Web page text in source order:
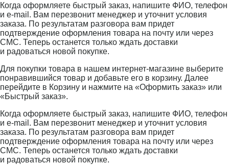
Когда оформляете быстрый заказ, напишите ФИО, телефон
и e-mail. Вам перезвонит менеджер и уточнит условия
заказа. По результатам разговора вам придет
подтверждение оформления товара на почту или через
СМС. Теперь останется только ждать доставки
и радоваться новой покупке.
Для покупки товара в нашем интернет-магазине выберите
понравившийся товар и добавьте его в корзину. Далее
перейдите в Корзину и нажмите на «Оформить заказ» или
«Быстрый заказ».
Когда оформляете быстрый заказ, напишите ФИО, телефон
и e-mail. Вам перезвонит менеджер и уточнит условия
заказа. По результатам разговора вам придет
подтверждение оформления товара на почту или через
СМС. Теперь останется только ждать доставки
и радоваться новой покупке.